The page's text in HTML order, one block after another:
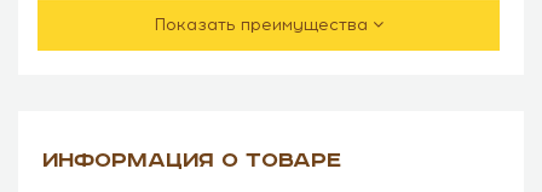
Показать преимущества
ИНФОРМАЦИЯ О ТОВАРЕ